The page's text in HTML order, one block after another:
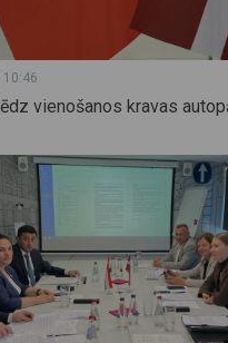
10:46
vienošanos kravas